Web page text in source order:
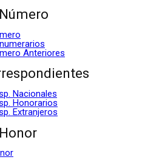
Anteriores
Nacionales
Honorarios
Extranjeros